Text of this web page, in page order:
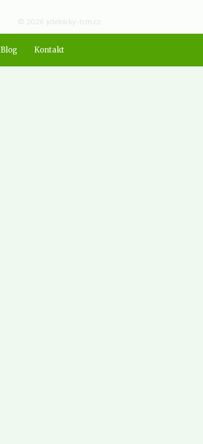
Blog Kontakt
© 2026 jidelnicky-tcm.cz